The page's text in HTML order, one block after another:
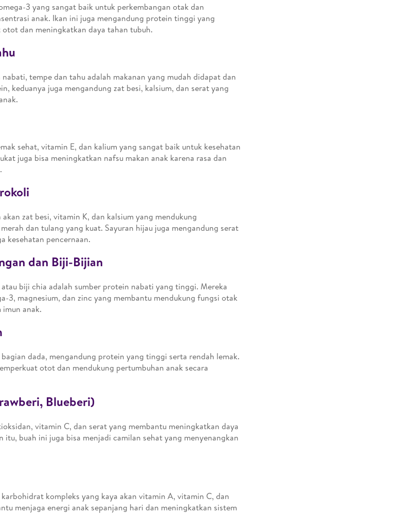
3 yang sangat baik untuk perkembangan otak dan
anak. Ikan ini juga mengandung protein tinggi yang
dan meningkatkan daya tahan tubuh.
tempe dan tahu adalah makanan yang mudah didapat dan
keduanya juga mengandung zat besi, kalsium, dan serat yang
sehat, vitamin E, dan kalium yang sangat baik untuk kesehatan
juga bisa meningkatkan nafsu makan anak karena rasa dan
zat besi, vitamin K, dan kalsium yang mendukung
dan tulang yang kuat. Sayuran hijau juga mengandung serat
kesehatan pencernaan.
dan Biji-Bijian
biji chia adalah sumber protein nabati yang tinggi. Mereka
3, magnesium, dan zinc yang membantu mendukung fungsi otak
anak.
dada, mengandung protein yang tinggi serta rendah lemak.
otot dan mendukung pertumbuhan anak secara
Blueberi)
vitamin C, dan serat yang membantu meningkatkan daya
itu, buah ini juga bisa menjadi camilan sehat yang menyenangkan
kompleks yang kaya akan vitamin A, vitamin C, dan
menjaga energi anak sepanjang hari dan meningkatkan sistem